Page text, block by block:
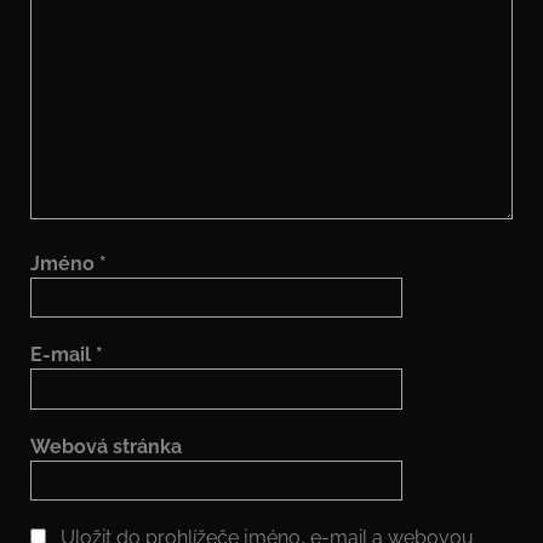
Jméno *
E-mail *
Webová stránka
Uložit do prohlížeče jméno, e-mail a webovou